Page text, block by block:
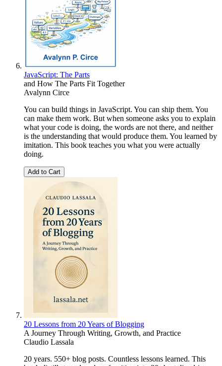
JavaScript: The Parts
and How The Parts Fit Together
Avalynn Circe
You can build things in JavaScript. You can ship them. You
can make them work. But when someone asks you to explain
what your code is doing, the words are not there, and neither
is the understanding that would produce them. You learned by
imitation. This book teaches you what you were actually
doing.
Add to Cart
20 Lessons from 20 Years of Blogging
A Journey Through Writing, Growth, and Practice
Claudio Lassala
20 years. 550+ blog posts. Countless lessons learned. This